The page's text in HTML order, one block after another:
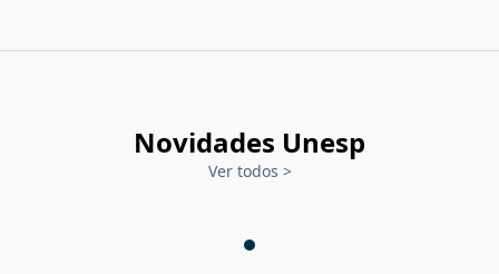
Novidades Unesp
Ver todos >